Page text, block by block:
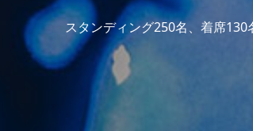
スタンディング250名、着席130